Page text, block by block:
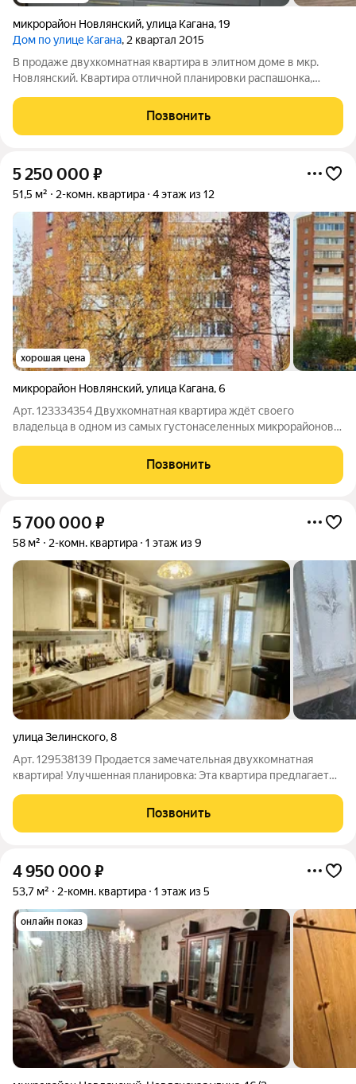
микрорайон Новлянский,улица Кагана,19
Дом по улице Кагана, 2 квартал 2015
В продаже двухкомнатная квартира в элитном доме в мкр.
Новлянский. Квартира отличной планировки распашонка,
года постройки, чистый ухоженный подъезд, приличные
соседи, охраняемая парковка. Рядом
Позвонить
5 250 000 ₽
51,5 м² 2-комн. квартира 4 этаж из 12
хорошая цена
микрорайон Новлянский,улица Кагана,6
Арт. 123334354 Двухкомнатная квартира ждёт своего
владельца в одном из самых густонаселенных микрорайонов
нравится что-то новое и необычное, тогда это предложение
для вас. Один из самых интересных и
Позвонить
5 700 000 ₽
58 м² 2-комн. квартира 1 этаж из 9
улица Зелинского,8
Арт. 129538139 Продается замечательная двухкомнатная
квартира! Улучшенная планировка: Эта квартира предлагает
Просторные раздельные комнаты позволят каждому члену
семьи наслаждаться личным
Позвонить
4 950 000 ₽
53,7 м² 2-комн. квартира 1 этаж из 5
онлайн показ